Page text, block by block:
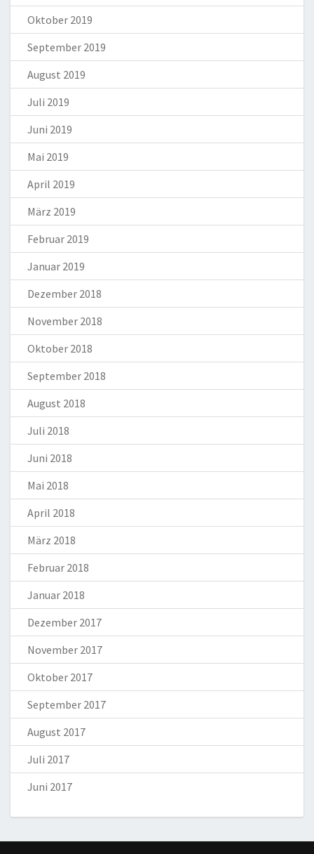
Oktober 2019
September 2019
August 2019
Juli 2019
Juni 2019
Mai 2019
April 2019
März 2019
Februar 2019
Januar 2019
Dezember 2018
November 2018
Oktober 2018
September 2018
August 2018
Juli 2018
Juni 2018
Mai 2018
April 2018
März 2018
Februar 2018
Januar 2018
Dezember 2017
November 2017
Oktober 2017
September 2017
August 2017
Juli 2017
Juni 2017